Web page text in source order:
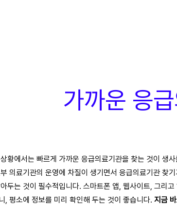
가까운 응
황에서는 빠르게 가까운 응급의료기관을 찾는 것이 생
의료기관의 운영에 차질이 생기면서 응급의료기관 찾
두는 것이 필수적입니다. 스마트폰 앱, 웹사이트, 그리
, 평소에 정보를 미리 확인해 두는 것이 좋습니다. 지금